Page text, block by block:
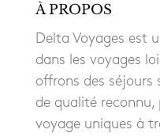
À PROPOS
Delta Voyages est
dans les voyages
offrons des séjours
de qualité reconnu,
voyage uniques à